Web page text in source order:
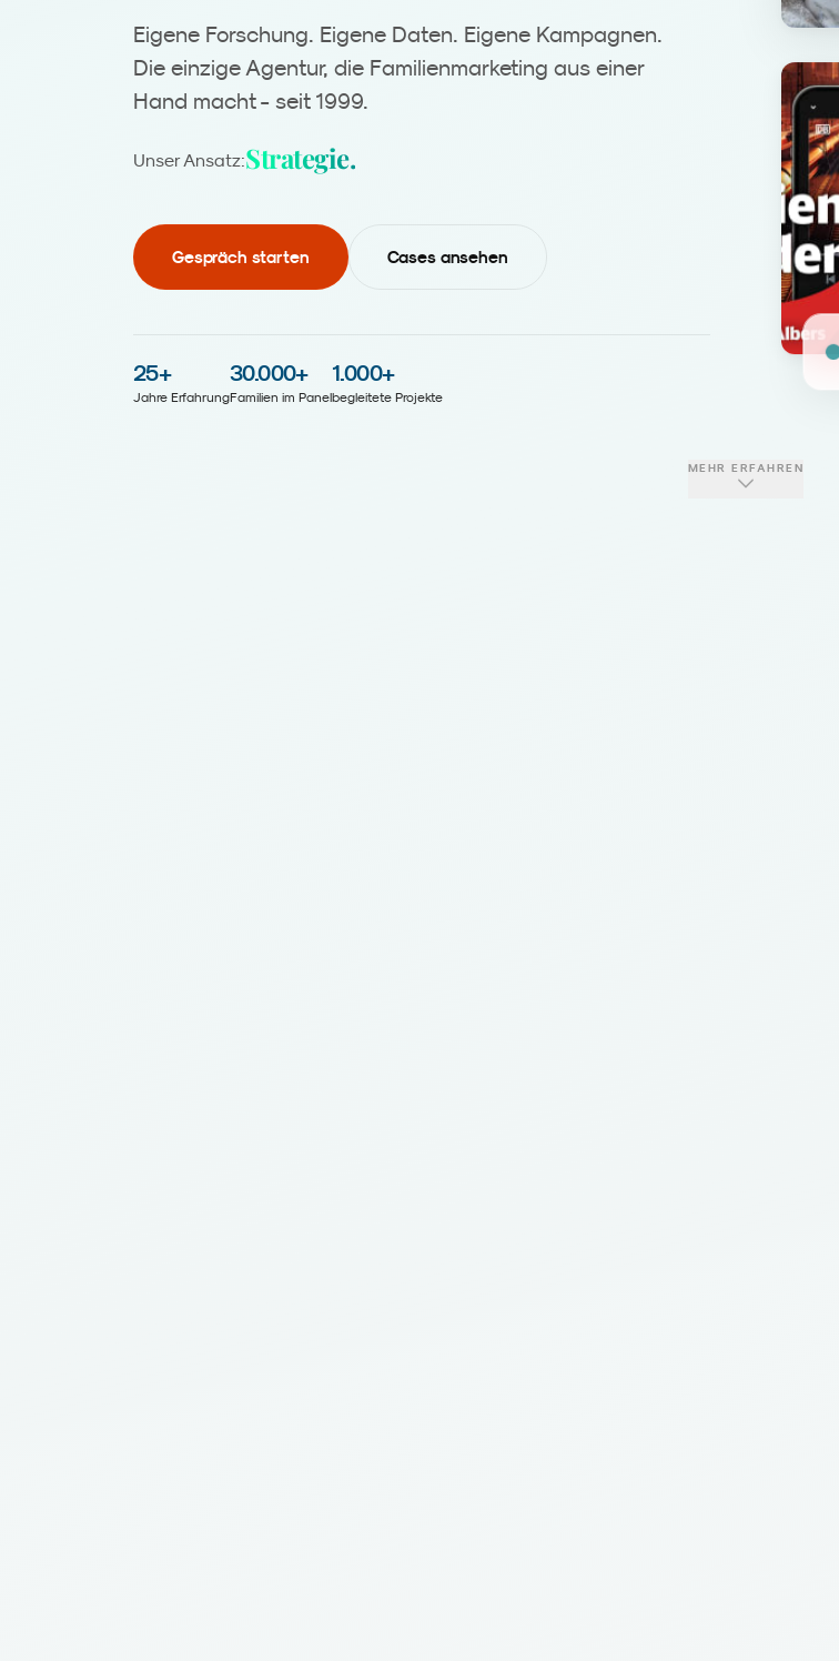
Eigene Forschung. Eigene Daten. Eigene Kampagnen.
Die einzige Agentur, die Familienmarketing aus einer
Hand macht - seit 1999.
Unser Ansatz:Kreation.
Gespräch starten Cases ansehen
25+
Jahre Erfahrung
30.000+
Familien im Panel
1.000+
begleitete Projekte
MEHR ERFAHREN